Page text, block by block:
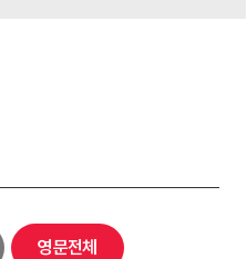
영문전체